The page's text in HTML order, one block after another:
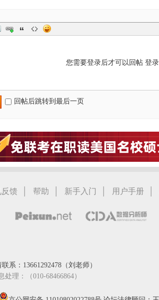
您需要登录后才可以回帖 登录
回帖后跳转到最后一页
馈 | 帮助 | 新手入门 | 用户手册 |
系：13661292478（刘老师）
理：（010-68466864）